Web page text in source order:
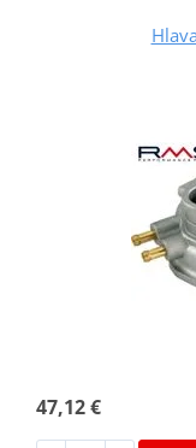
47,12 €